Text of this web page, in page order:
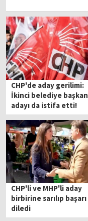
CHP'de aday gerilimi:
İkinci belediye başkan
adayı da istifa etti!
CHP'li ve MHP'li aday
birbirine sarılıp başarı
diledi